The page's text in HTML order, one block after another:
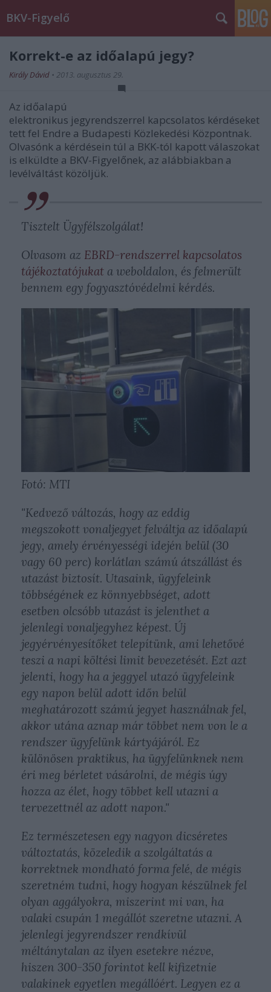
BKV-Figyelő
Korrekt-e az időalapú jegy?
Király Dávid • 2013. augusztus 29.
Az időalapú
elektronikus jegyrendszerrel kapcsolatos kérdéseket
tett fel Endre a Budapesti Közlekedési Központnak.
Olvasónk a kérdésein túl a BKK-tól kapott válaszokat
is elküldte a BKV-Figyelőnek, az alábbiakban a
levélváltást közöljük.
Tisztelt Ügyfélszolgálat!
Olvasom az EBRD-rendszerrel kapcsolatos
tájékoztatójukat a weboldalon, és felmerült
bennem egy fogyasztóvédelmi kérdés.
Fotó: MTI
"Kedvező változás, hogy az eddig
megszokott vonaljegyet felváltja az időalapú
jegy, amely érvényességi idején belül (30
vagy 60 perc) korlátlan számú átszállást és
utazást biztosít. Utasaink, ügyfeleink
többségének ez könnyebbséget, adott
esetben olcsóbb utazást is jelenthet a
jelenlegi vonaljegyhez képest. Új
jegyérvényesítőket telepítünk, ami lehetővé
teszi a napi költési limit bevezetését. Ezt azt
jelenti, hogy ha a jeggyel utazó ügyfeleink
egy napon belül adott időn belül
meghatározott számú jegyet használnak fel,
akkor utána aznap már többet nem von le a
rendszer ügyfelünk kártyájáról. Ez
különösen praktikus, ha ügyfelünknek nem
éri meg bérletet vásárolni, de mégis úgy
hozza az élet, hogy többet kell utazni a
tervezettnél az adott napon."
Ez természetesen egy nagyon dicséretes
változtatás, közeledik a szolgáltatás a
korrektnek mondható forma felé, de mégis
szeretném tudni, hogy hogyan készülnek fel
olyan aggályokra, miszerint mi van, ha
valaki csupán 1 megállót szeretne utazni. A
jelenlegi jegyrendszer rendkívül
méltánytalan az ilyen esetekre nézve,
hiszen 300-350 forintot kell kifizetnie
valakinek egyetlen megállóért. Legyen ez a